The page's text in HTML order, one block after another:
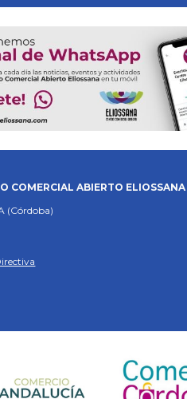
COMERCIAL ABIERTO ELIOSSANA
(Córdoba)